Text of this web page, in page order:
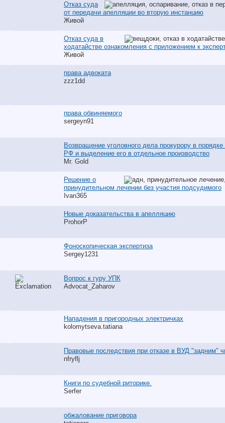
Отказ суда
от передачи апелляции во вторую инстанцию
Живой
Отказ суда в
ходатайстве ознакомления с приложением к
Живой
права адвоката
zzz1dd
права обвиняемого
sergeyn91
Возвращение уголовного дела прокурору в
РФ и выделение его в отдельное производство
Mr. Gold
Решение о
принудительном лечении без участия подсудимого
Ivan365
Новые доказательства в апелляцию
ProhorP
Фоноскопическая экспертиза
Sergey1231
Вопрос к гуру УПК
Advocat_Zaharov
Нападения в пригородных электричках
kolomytseva.tatiana
Правовые последствия при отказе в ВУД "задним"
nfryflj
Книги по судебной риторике.
Serfer
обжалование приговора